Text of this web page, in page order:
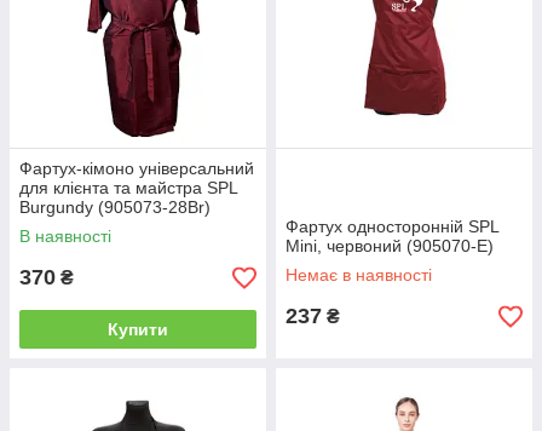
Фартух-кімоно універсальний
для клієнта та майстра SPL
Burgundy (905073-28Br)
В наявності
370 ₴
Купити
Фартух односторонній SPL
Mini, червоний (905070-E)
Немає в наявності
237 ₴